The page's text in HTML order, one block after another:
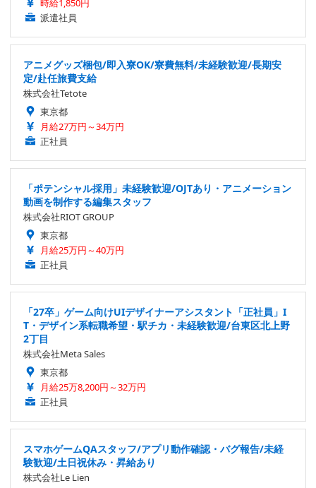
時給1,850円
派遣社員
アニメグッズ梱包/即入寮OK/寮費無料/未経験歓迎/長期安
定/赴任旅費支給
株式会社Tetote
東京都
月給27万円～34万円
正社員
「ポテンシャル採用」未経験歓迎/OJTあり・アニメーション
動画を制作する編集スタッフ
株式会社RIOT GROUP
東京都
月給25万円～40万円
正社員
「27卒」ゲーム向けUIデザイナーアシスタント「正社員」I
T・デザイン系転職希望・駅チカ・未経験歓迎/台東区北上野
2丁目
株式会社Meta Sales
東京都
月給25万8,200円～32万円
正社員
スマホゲームQAスタッフ/アプリ動作確認・バグ報告/未経
験歓迎/土日祝休み・昇給あり
株式会社Le Lien